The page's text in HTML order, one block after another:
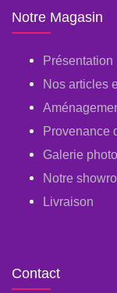
Notre Magasin
Présentation
Nos articles
Provenance
Galerie
Notre
Livraison
Contact